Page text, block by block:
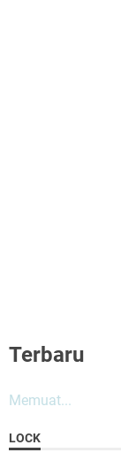
Terbaru
Memuat...
LOCK